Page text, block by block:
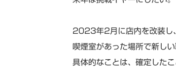
2023年2月に店内を改装し
喫煙室があった場所で新し
具体的なことは、確定した